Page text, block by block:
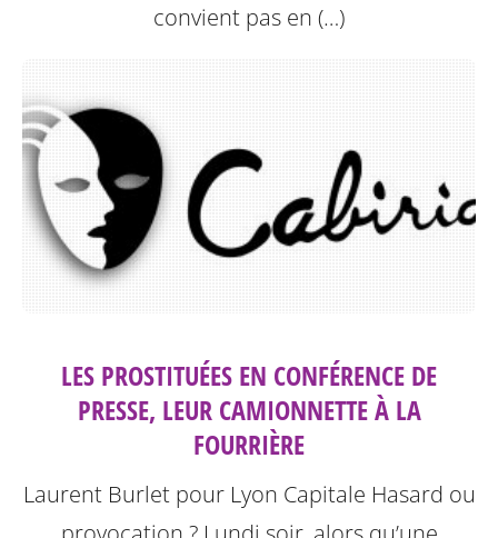
convient pas en (…)
LES PROSTITUÉES EN CONFÉRENCE DE
PRESSE, LEUR CAMIONNETTE À LA
FOURRIÈRE
Laurent Burlet pour Lyon Capitale Hasard ou